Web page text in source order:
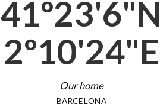
41º23'6"N
2º10'24"E
Our home
BARCELONA